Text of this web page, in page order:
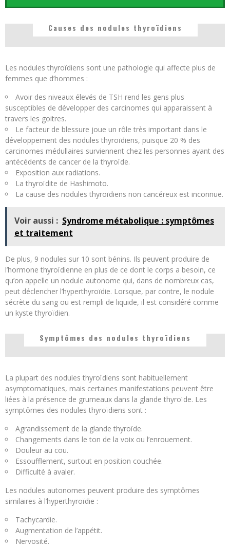
Causes des nodules thyroïdiens
Les nodules thyroïdiens sont une pathologie qui affecte plus de
femmes que d’hommes :
Avoir des niveaux élevés de TSH rend les gens plus
susceptibles de développer des carcinomes qui apparaissent à
travers les goitres.
Le facteur de blessure joue un rôle très important dans le
développement des nodules thyroïdiens, puisque 20 % des
carcinomes médullaires surviennent chez les personnes ayant des
antécédents de cancer de la thyroïde.
Exposition aux radiations.
La thyroïdite de Hashimoto.
La cause des nodules thyroïdiens non cancéreux est inconnue.
Voir aussi : Syndrome métabolique : symptômes
et traitement
De plus, 9 nodules sur 10 sont bénins. Ils peuvent produire de
l’hormone thyroïdienne en plus de ce dont le corps a besoin, ce
qu’on appelle un nodule autonome qui, dans de nombreux cas,
peut déclencher l’hyperthyroïdie. Lorsque, par contre, le nodule
sécrète du sang ou est rempli de liquide, il est considéré comme
un kyste thyroïdien.
Symptômes des nodules thyroïdiens
La plupart des nodules thyroïdiens sont habituellement
asymptomatiques, mais certaines manifestations peuvent être
liées à la présence de grumeaux dans la glande thyroïde. Les
symptômes des nodules thyroïdiens sont :
Agrandissement de la glande thyroïde.
Changements dans le ton de la voix ou l’enrouement.
Douleur au cou.
Essoufflement, surtout en position couchée.
Difficulté à avaler.
Les nodules autonomes peuvent produire des symptômes
similaires à l’hyperthyroïdie :
Tachycardie.
Augmentation de l’appétit.
Nervosité.